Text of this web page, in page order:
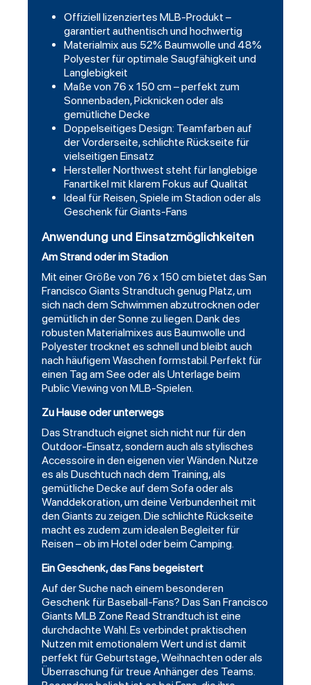
Offiziell lizenziertes MLB-Produkt –
garantiert authentisch und hochwertig
Materialmix aus 52% Baumwolle und 48%
Polyester für optimale Saugfähigkeit und
Langlebigkeit
Maße von 76 x 150 cm – perfekt zum
Sonnenbaden, Picknicken oder als
gemütliche Decke
Doppelseitiges Design: Teamfarben auf
der Vorderseite, schlichte Rückseite für
vielseitigen Einsatz
Hersteller Northwest steht für langlebige
Fanartikel mit klarem Fokus auf Qualität
Ideal für Reisen, Spiele im Stadion oder als
Geschenk für Giants-Fans
Anwendung und Einsatzmöglichkeiten
Am Strand oder im Stadion
Mit einer Größe von 76 x 150 cm bietet das San
Francisco Giants Strandtuch genug Platz, um
sich nach dem Schwimmen abzutrocknen oder
gemütlich in der Sonne zu liegen. Dank des
robusten Materialmixes aus Baumwolle und
Polyester trocknet es schnell und bleibt auch
nach häufigem Waschen formstabil. Perfekt für
einen Tag am See oder als Unterlage beim
Public Viewing von MLB-Spielen.
Zu Hause oder unterwegs
Das Strandtuch eignet sich nicht nur für den
Outdoor-Einsatz, sondern auch als stylisches
Accessoire in den eigenen vier Wänden. Nutze
es als Duschtuch nach dem Training, als
gemütliche Decke auf dem Sofa oder als
Wanddekoration, um deine Verbundenheit mit
den Giants zu zeigen. Die schlichte Rückseite
macht es zudem zum idealen Begleiter für
Reisen – ob im Hotel oder beim Camping.
Ein Geschenk, das Fans begeistert
Auf der Suche nach einem besonderen
Geschenk für Baseball-Fans? Das San Francisco
Giants MLB Zone Read Strandtuchist eine
durchdachte Wahl. Es verbindet praktischen
Nutzen mit emotionalem Wert und ist damit
perfekt für Geburtstage, Weihnachten oder als
Überraschung für treue Anhänger des Teams.